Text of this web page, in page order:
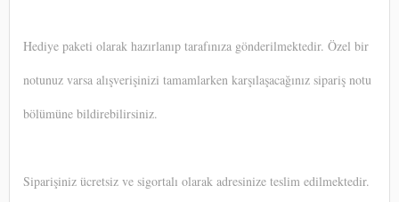
Hediye paketi olarak hazırlanıp tarafınıza gönderilmektedir. Özel bir
notunuz varsa alışverişinizi tamamlarken karşılaşacağınız sipariş notu
bölümüne bildirebilirsiniz.
Siparişiniz ücretsiz ve sigortalı olarak adresinize teslim edilmektedir.